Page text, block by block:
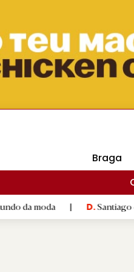
DMtv
Braga
| D.Santiago de